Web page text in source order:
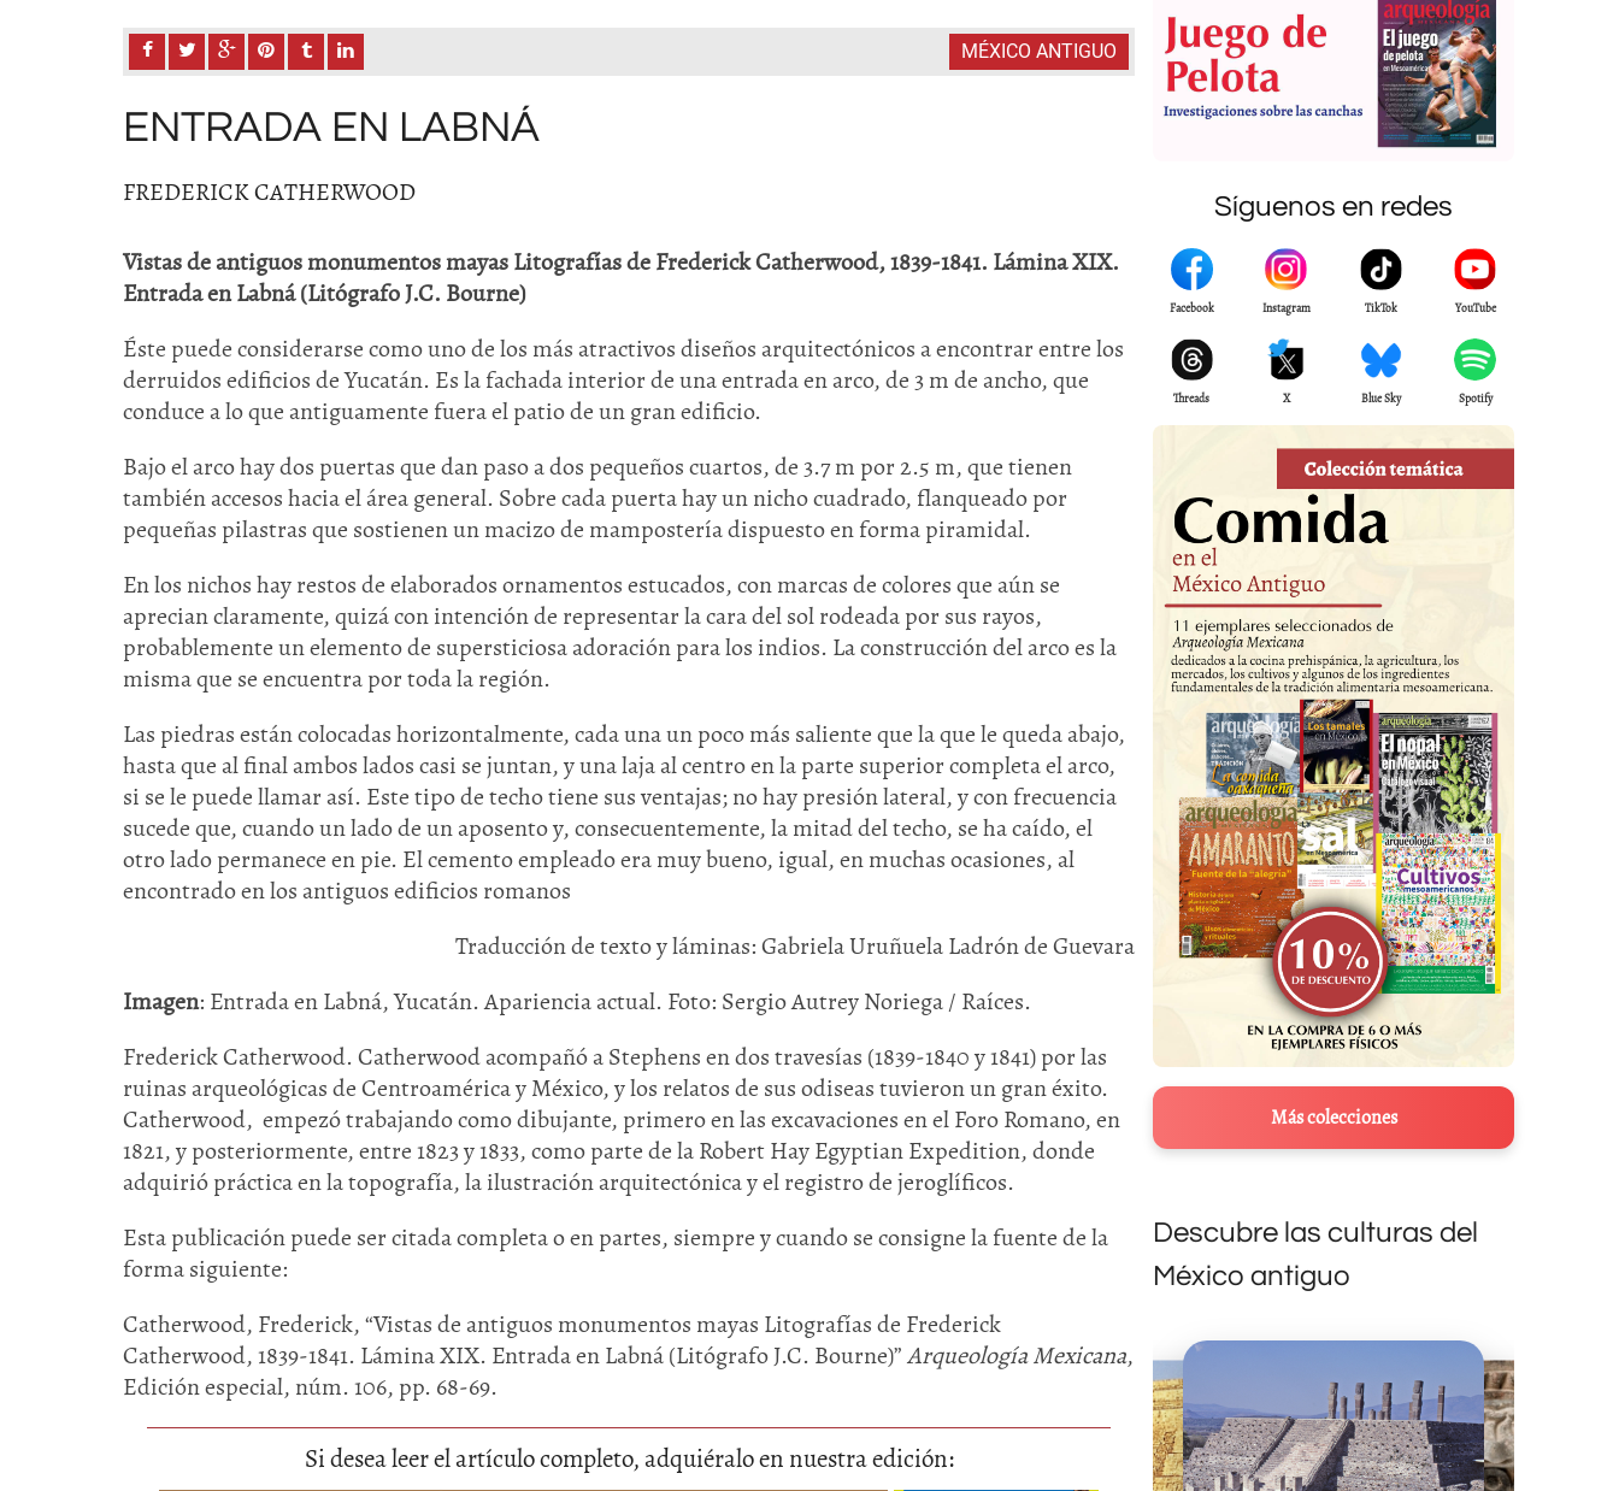
MÉXICO ANTIGUO
ENTRADA EN LABNÁ
FREDERICK CATHERWOOD
Vistas de antiguos monumentos mayas Litografías de Frederick Catherwood, 1839-1841. Lámina XIX.
Entrada en Labná (Litógrafo J.C. Bourne)
Éste puede considerarse como uno de los más atractivos diseños arquitectónicos a encontrar entre los
derruidos edificios de Yucatán. Es la fachada interior de una entrada en arco, de 3 m de ancho, que
conduce a lo que antiguamente fuera el patio de un gran edificio.
Bajo el arco hay dos puertas que dan paso a dos pequeños cuartos, de 3.7 m por 2.5 m, que tienen
también accesos hacia el área general. Sobre cada puerta hay un nicho cuadrado, flanqueado por
pequeñas pilastras que sostienen un macizo de mampostería dispuesto en forma piramidal.
En los nichos hay restos de elaborados ornamentos estucados, con marcas de colores que aún se
aprecian claramente, quizá con intención de representar la cara del sol rodeada por sus rayos,
probablemente un elemento de supersticiosa adoración para los indios. La construcción del arco es la
misma que se encuentra por toda la región.
Las piedras están colocadas horizontalmente, cada una un poco más saliente que la que le queda abajo,
hasta que al final ambos lados casi se juntan, y una laja al centro en la parte superior completa el arco,
si se le puede llamar así. Este tipo de techo tiene sus ventajas; no hay presión lateral, y con frecuencia
sucede que, cuando un lado de un aposento y, consecuentemente, la mitad del techo, se ha caído, el
otro lado permanece en pie. El cemento empleado era muy bueno, igual, en muchas ocasiones, al
encontrado en los antiguos edificios romanos
Traducción de texto y láminas: Gabriela Uruñuela Ladrón de Guevara
Imagen: Entrada en Labná, Yucatán. Apariencia actual. Foto: Sergio Autrey Noriega / Raíces.
Frederick Catherwood. Catherwood acompañó a Stephens en dos travesías (1839-1840 y 1841) por las
ruinas arqueológicas de Centroamérica y México, y los relatos de sus odiseas tuvieron un gran éxito.
Catherwood, empezó trabajando como dibujante, primero en las excavaciones en el Foro Romano, en
1821, y posteriormente, entre 1823 y 1833, como parte de la Robert Hay Egyptian Expedition, donde
adquirió práctica en la topografía, la ilustración arquitectónica y el registro de jeroglíficos.
Esta publicación puede ser citada completa o en partes, siempre y cuando se consigne la fuente de la
forma siguiente:
Catherwood, Frederick, “Vistas de antiguos monumentos mayas Litografías de Frederick
Catherwood, 1839-1841. Lámina XIX. Entrada en Labná (Litógrafo J.C. Bourne)”Arqueología Mexicana,
Edición especial, núm. 106, pp. 68-69.
Si desea leer el artículo completo, adquiéralo en nuestra edición:
Síguenos en redes
Facebook Instagram TikTok YouTube
Threads X Blue Sky Spotify
Más colecciones
Descubre las culturas del
México antiguo